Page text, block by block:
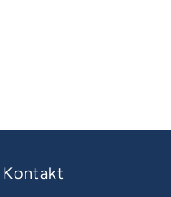
Kontakt